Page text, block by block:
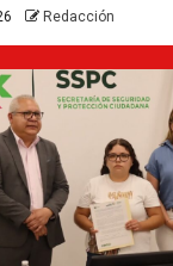
Redacción